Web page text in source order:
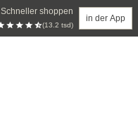
Schneller shoppen
(13.2 tsd)
in der App